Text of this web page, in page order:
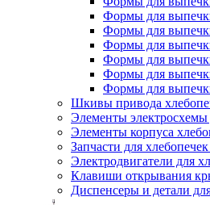
Формы для
Формы для
Формы для
Формы для
Формы для
Формы для
Шкивы привода
Элементы электросхемы
Элементы корпуса
Запчасти для
Электродвигатели для
Клавиши открывания
Диспенсеры и детали